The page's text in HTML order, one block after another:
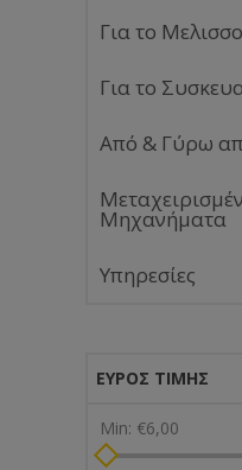
Για το
Για το
Από & Γύρω
Μηχανήματα
Υπηρεσίες
ΕΎΡΟΣ ΤΙΜΉΣ
Min: €6,00